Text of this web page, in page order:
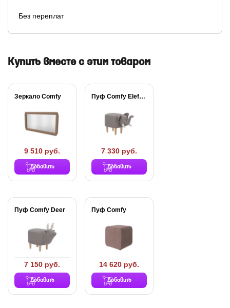
Без переплат
Купить вместе с этим товаром
Зеркало Comfy
9 510 руб.
Добавить
Пуф Comfy Elefant
7 330 руб.
Добавить
Пуф Comfy Deer
7 150 руб.
Добавить
Пуф Comfy
14 620 руб.
Добавить